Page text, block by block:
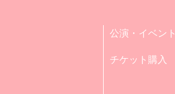
公演・イベント
チケット購入